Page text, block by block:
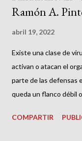
Ramón A.
abril 19, 2022
Existe una clase de
activan o atacan el
parte de las defensas
queda un flanco débil
desde el punto de
COMPARTIR